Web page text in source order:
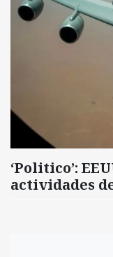
‘Politico’:
actividades